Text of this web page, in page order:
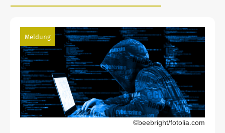
Meldung
©beebright/fotolia.com